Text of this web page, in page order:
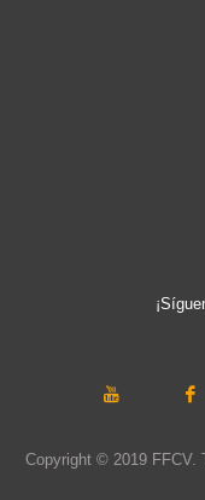
Copyright © 2019 FFCV.